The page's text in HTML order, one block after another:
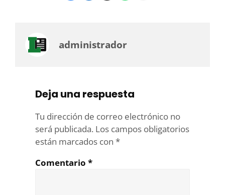
administrador
Deja una respuesta
Tu dirección de correo electrónico no
será publicada. Los campos obligatorios
están marcados con *
Comentario *